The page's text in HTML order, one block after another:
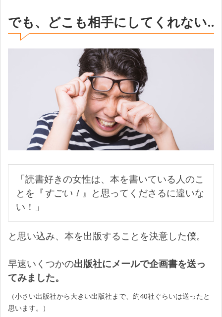
でも、どこも相手にしてくれない..
「読書好きの女性は、本を書いている人のこ
とを『すごい！ 』と思ってくださるに違いな
い！」
と思い込み、本を出版することを決意した僕。
早速いくつかの出版社にメールで企画書を送っ
てみました。
（小さい出版社から大きい出版社まで、約40社ぐらいは送ったと
思います。）